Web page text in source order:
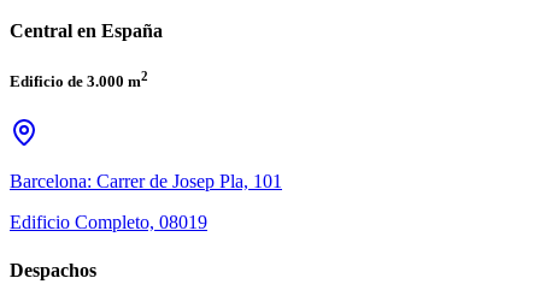
Central en España
Edificio de 3.000 m2
Barcelona: Carrer de Josep Pla, 101
Edificio Completo, 08019
Despachos